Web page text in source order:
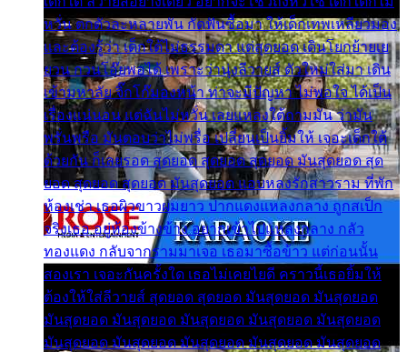
หวั่น ตกตัวละหลายพัน กัดฟันซื้อมา ให้เด็กเทพเหลียวมอง
และต้องรู้ว่า เด็กใต้ไม่ธรรมดา แต่สุดยอด เดินโยกย้ายเย
ยวน กวนโอ๊ยพอได้ เพราะว่านุ่งลีวายส์ ตัวใหม่ใส่มา เดิน
เข้ามหาลัย จิ๊กโก๊มองหน้า ท่าจะมีปัญหา ไม่พอใจ ได้เป็น
เรื่องแน่นอน แต่ฉันไม่หวั่น เลยแหลงใต้ถามมัน ว่ามัน
พรั่นพรือ มันตอบว่าไม่พรื่อ เปลี่ยนเป็นยิ้มให้ เจอะเด็กใต้
ด้วยกัน ก็เลยรอด สุดยอด สุดยอด สุดยอด มันสุดยอด สุด
ยอด สุดยอด สุดยอด มันสุดยอด แอบหลงรักสาวราม ที่พัก
ห้องเช่า เธอผิวขาวผมยาว ปากแดงแหลงกลาง ถูกสเป็ก
จริงเธอ อยู่ห้องข้างข้าง อยากเข้าไปแหลงกลาง กลัว
ทองแดง กลับจากรามมาเจอ เธอมาซื้อข้าว แต่ก่อนนั้น
สองเรา เจอะกันครั้งใด เธอไม่เคยไยดี คราวนี้เธอยิ้มให้
ต้องให้ใส่ลีวายส์ สุดยอด สุดยอด มันสุดยอด มันสุดยอด
มันสุดยอด มันสุดยอด มันสุดยอด มันสุดยอด มันสุดยอด
มันสุดยอด มันสุดยอด มันสุดยอด มันสุดยอด มันสุดยอด